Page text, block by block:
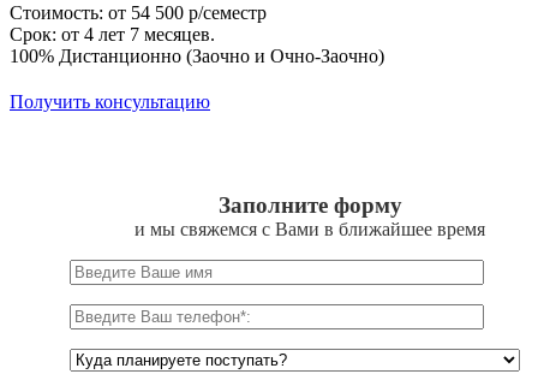
Стоимость: от 54 500 р/семестр
Срок: от 4 лет 7 месяцев.
100% Дистанционно (Заочно и Очно-Заочно)
Получить консультацию
Заполните форму
и мы свяжемся с Вами в ближайшее время